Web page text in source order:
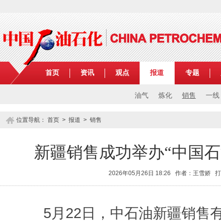
首页 资讯 观点 报道
油气 炼化 销售 一线
专题
位置导航： 首页 > 报道 > 销售
新疆销售成功举办“中国
2026年05月26日 18:26 作者：王雪娇
5月22日，中石油新疆销售